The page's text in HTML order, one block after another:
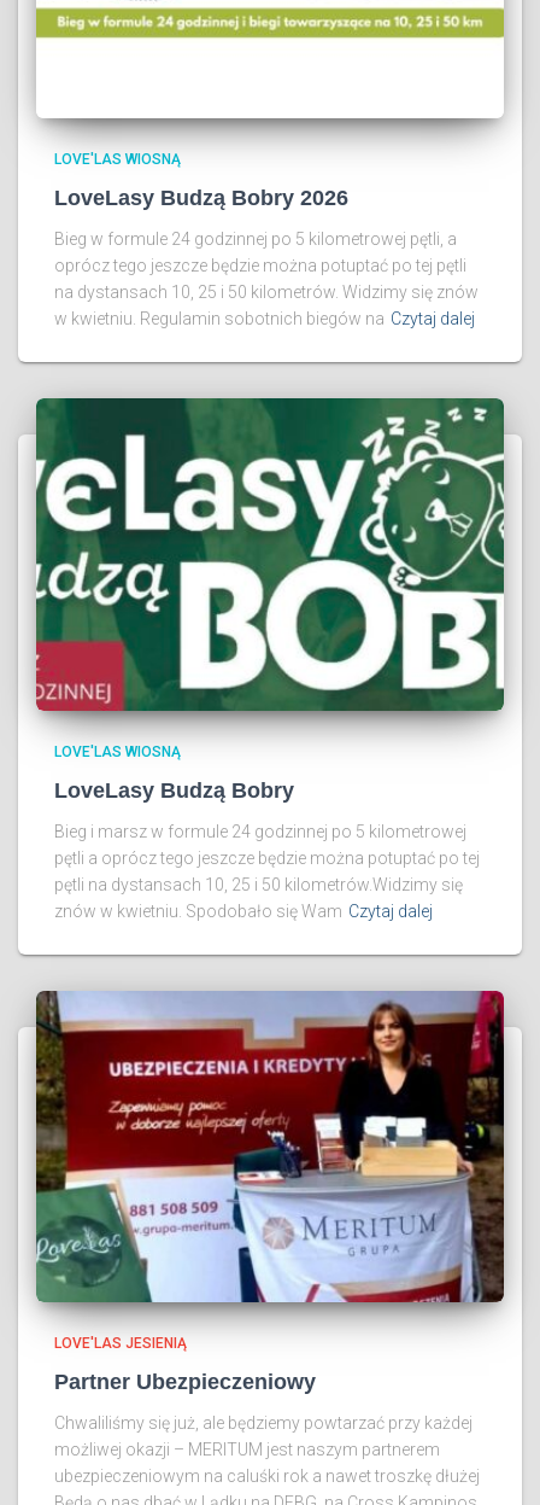
LOVE'LAS WIOSNĄ
LoveLasy Budzą Bobry 2026
Bieg w formule 24 godzinnej po 5 kilometrowej pętli, a
oprócz tego jeszcze będzie można potuptać po tej pętli
na dystansach 10, 25 i 50 kilometrów. Widzimy się znów
w kwietniu. Regulamin sobotnich biegów na Czytaj dalej
LOVE'LAS WIOSNĄ
LoveLasy Budzą Bobry
Bieg i marsz w formule 24 godzinnej po 5 kilometrowej
pętli a oprócz tego jeszcze będzie można potuptać po tej
pętli na dystansach 10, 25 i 50 kilometrów.Widzimy się
znów w kwietniu. Spodobało się Wam Czytaj dalej
LOVE'LAS JESIENIĄ
Partner Ubezpieczeniowy
Chwaliliśmy się już, ale będziemy powtarzać przy każdej
możliwej okazji – MERITUM jest naszym partnerem
ubezpieczeniowym na caluśki rok a nawet troszkę dłużej